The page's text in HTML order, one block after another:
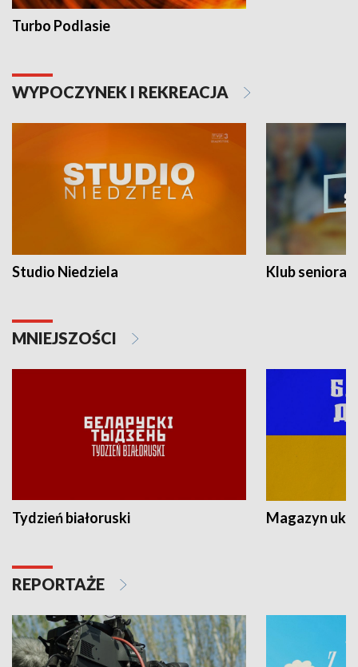
Turbo Podlasie
WYPOCZYNEK I REKREACJA
Studio Niedziela Klub seniora
MNIEJSZOŚCI
Tydzień białoruski Magazyn
REPORTAŻE